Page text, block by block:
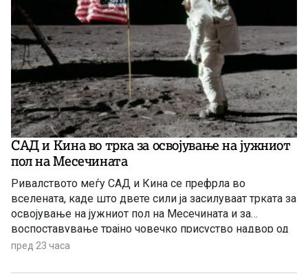
САД и Кина во трка за освојување на јужниот
пол на Месечината
Ривалството меѓу САД и Кина се префрла во
вселената, каде што двете сили ја засилуваат трката за
освојување на јужниот пол на Месечината и за
воспоставување трајно човечко присуство надвор од
Земјата.
пред 23 часа